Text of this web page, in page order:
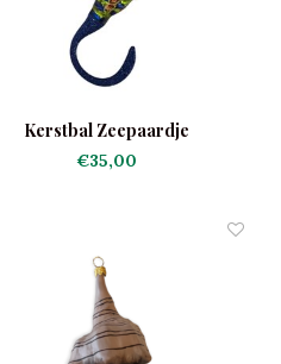
Kerstbal Zeepaardje
€35,00